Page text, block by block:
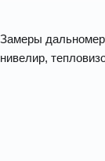
Замеры
нивелир,